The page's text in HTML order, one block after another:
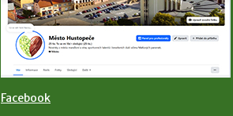
Facebook